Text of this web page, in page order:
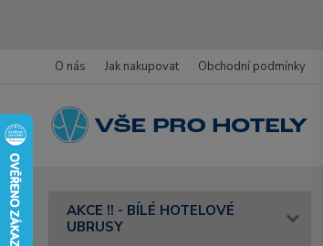
O nás Jak nakupovat Obchodní podmínky
AKCE !! - BÍLÉ HOTELOVÉ
UBRUSY